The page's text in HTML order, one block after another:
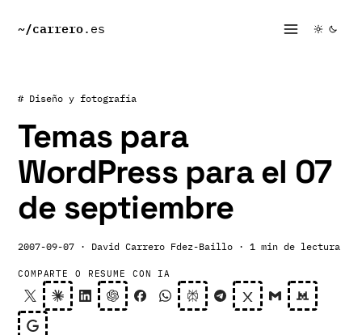
~/carrero.es
# Diseño y fotografía
Temas para
WordPress para el 07
de septiembre
2007-09-07 · David Carrero Fdez-Baillo · 1 min de lectura
COMPARTE O RESUME CON IA